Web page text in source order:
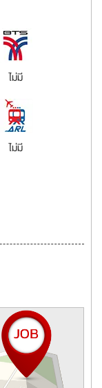
ไม่มี
ไม่มี